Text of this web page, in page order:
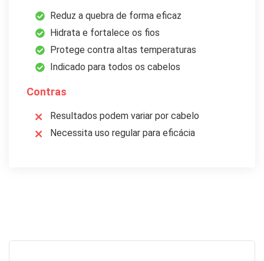
Reduz a quebra de forma eficaz
Hidrata e fortalece os fios
Protege contra altas temperaturas
Indicado para todos os cabelos
Contras
Resultados podem variar por cabelo
Necessita uso regular para eficácia